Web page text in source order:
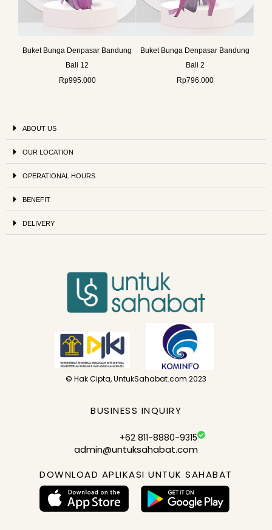
Buket Bunga Denpasar Bandung
Bali 12
Rp995.000
Buket Bunga Denpasar Bandung
Bali 2
Rp796.000
ABOUT US
OUR LOCATION
OPERATIONAL HOURS
BENEFIT
DELIVERY
© Hak Cipta, UntukSahabat.com 2023
BUSINESS INQUIRY
+62 811-8880-9315
admin@untuksahabat.com
DOWNLOAD APLIKASI UNTUK SAHABAT